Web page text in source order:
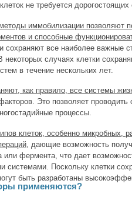
не требуется дорогостоящих
иммобилизации позволяют
и способные
сохраняют все наиболее важные
некоторых случаях клетки
в течение нескольких лет.
как правило, все системы
Это позволяет
процессы.
клеток, особенно микробных,
дающие возможность
или фермента, что дает
системами. Поскольку клетки
быть разработаны
применяются?